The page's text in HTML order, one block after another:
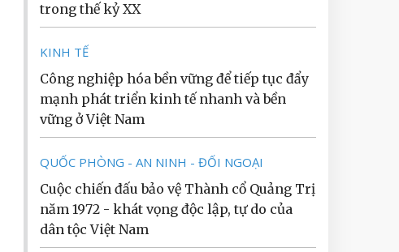
trong thế kỷ XX
KINH TẾ
Công nghiệp hóa bền vững để tiếp tục đẩy
mạnh phát triển kinh tế nhanh và bền
vững ở Việt Nam
QUỐC PHÒNG - AN NINH - ĐỐI NGOẠI
Cuộc chiến đấu bảo vệ Thành cổ Quảng Trị
năm 1972 - khát vọng độc lập, tự do của
dân tộc Việt Nam